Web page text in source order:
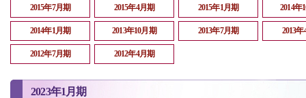
2015年7月期 2015年4月期 2015年1月期 2014年
2014年1月期 2013年10月期 2013年7月期 2013
2012年7月期 2012年4月期
2023年1月期